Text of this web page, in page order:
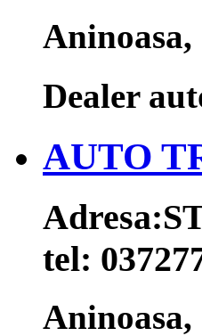
Dealer
AUTO
Adresa:
tel: